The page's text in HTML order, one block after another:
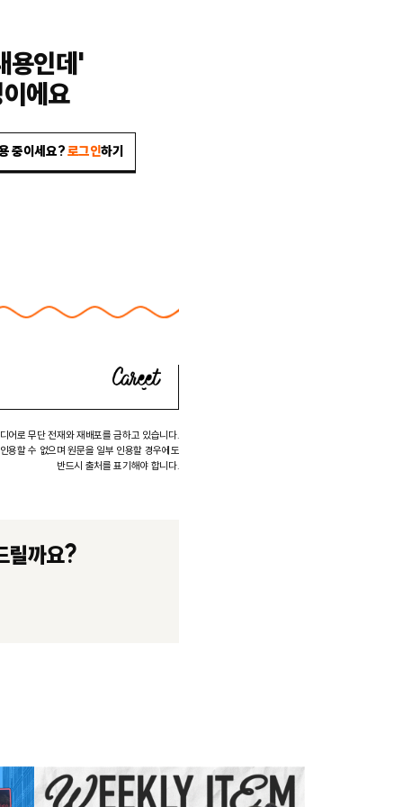
용인데'
에요
중이세요?로그인하기
어로 무단 전재와 재배포를 금하고 있습니다.
용할 수 없으며 원문을 일부 인용할 경우에도
반드시 출처를 표기해야 합니다.
릴까요?